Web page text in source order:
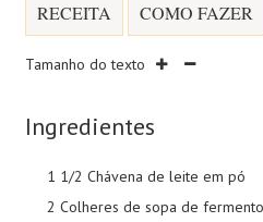
RECEITA COMO FAZER
Tamanho do texto
Ingredientes
1 1/2 Chávena de leite em pó
2 Colheres de sopa de